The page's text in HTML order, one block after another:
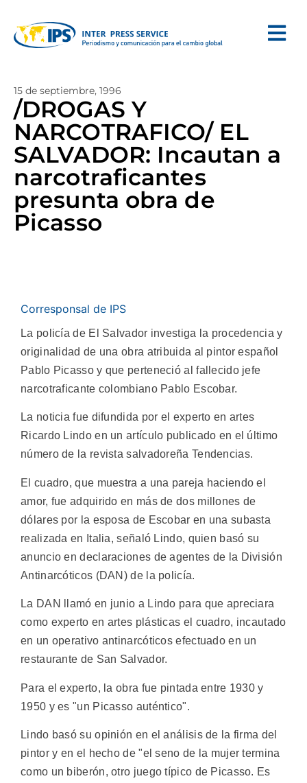
15 de septiembre, 1996
/DROGAS Y
NARCOTRAFICO/ EL
SALVADOR: Incautan a
narcotraficantes
presunta obra de
Picasso
Corresponsal de IPS
La policía de El Salvador investiga la procedencia y
originalidad de una obra atribuida al pintor español
Pablo Picasso y que perteneció al fallecido jefe
narcotraficante colombiano Pablo Escobar.
La noticia fue difundida por el experto en artes
Ricardo Lindo en un artículo publicado en el último
número de la revista salvadoreña Tendencias.
El cuadro, que muestra a una pareja haciendo el
amor, fue adquirido en más de dos millones de
dólares por la esposa de Escobar en una subasta
realizada en Italia, señaló Lindo, quien basó su
anuncio en declaraciones de agentes de la División
Antinarcóticos (DAN) de la policía.
La DAN llamó en junio a Lindo para que apreciara
como experto en artes plásticas el cuadro, incautado
en un operativo antinarcóticos efectuado en un
restaurante de San Salvador.
Para el experto, la obra fue pintada entre 1930 y
1950 y es "un Picasso auténtico".
Lindo basó su opinión en el análisis de la firma del
pintor y en el hecho de "el seno de la mujer termina
como un biberón, otro juego típico de Picasso. Es